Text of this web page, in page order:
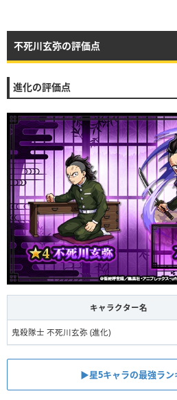
不死川玄弥の評価点
進化の評価点
キャラクター名
鬼殺隊士 不死川玄弥 (進化)
▶︎︎星5キャラの最強ラン